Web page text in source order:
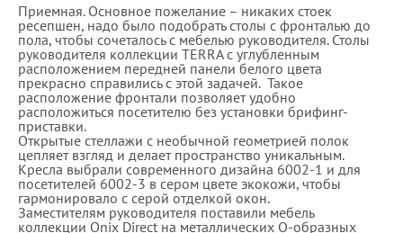
Приемная. Основное пожелание – никаких стоек
ресепшен, надо было подобрать столы с фронталью до
пола, чтобы сочеталось с мебелью руководителя. Столы
руководителя коллекции TERRA с углубленным
расположением передней панели белого цвета
прекрасно справились с этой задачей. Такое
расположение фронтали позволяет удобно
расположиться посетителю без установки брифинг-
приставки.
Открытые стеллажи с необычной геометрией полок
цепляет взгляд и делает пространство уникальным.
Кресла выбрали современного дизайна 6002-1 и для
посетителей 6002-3 в сером цвете экокожи, чтобы
гармонировало с серой отделкой окон.
Заместителям руководителя поставили мебель
коллекции Onix Direct на металлических О-образных